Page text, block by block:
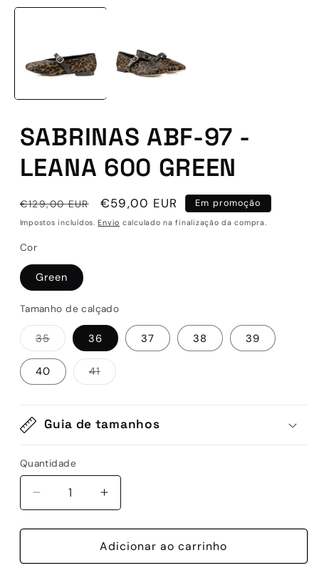
conteúdo
SABRINAS ABF-97 -
LEANA 600 GREEN
Preço
normal
€129,00 EUR
Preço
de
€59,00 EUR Em promoção
Impostos incluídos.Envio calculado na finalização da compra.
Cor
Green
Tamanho de calçado
35Variante
esgotada
ou
indisponível
36 37 38 39
40 41Variante
esgotada
Guia de tamanhos
Quantidade
Quantidade
Diminuir
a
quantidade
SABRINAS
Aumentar
a
quantidade
de
SABRINAS
Adicionar ao carrinho